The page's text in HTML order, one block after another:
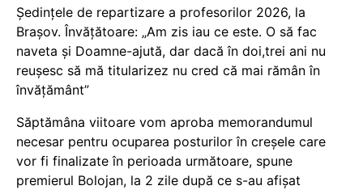
Ședințele de repartizare a profesorilor 2026, la
Brașov. Învățătoare: „Am zis iau ce este. O să fac
naveta și Doamne-ajută, dar dacă în doi,trei ani nu
reușesc să mă titularizez nu cred că mai rămân în
învățământ”
Săptămâna viitoare vom aproba memorandumul
necesar pentru ocuparea posturilor în creșele care
vor fi finalizate în perioada următoare, spune
premierul Bolojan, la 2 zile după ce s-au afișat